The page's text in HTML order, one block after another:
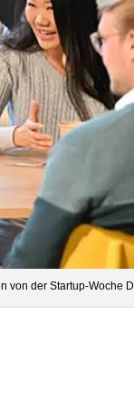
von der Startup-Woche